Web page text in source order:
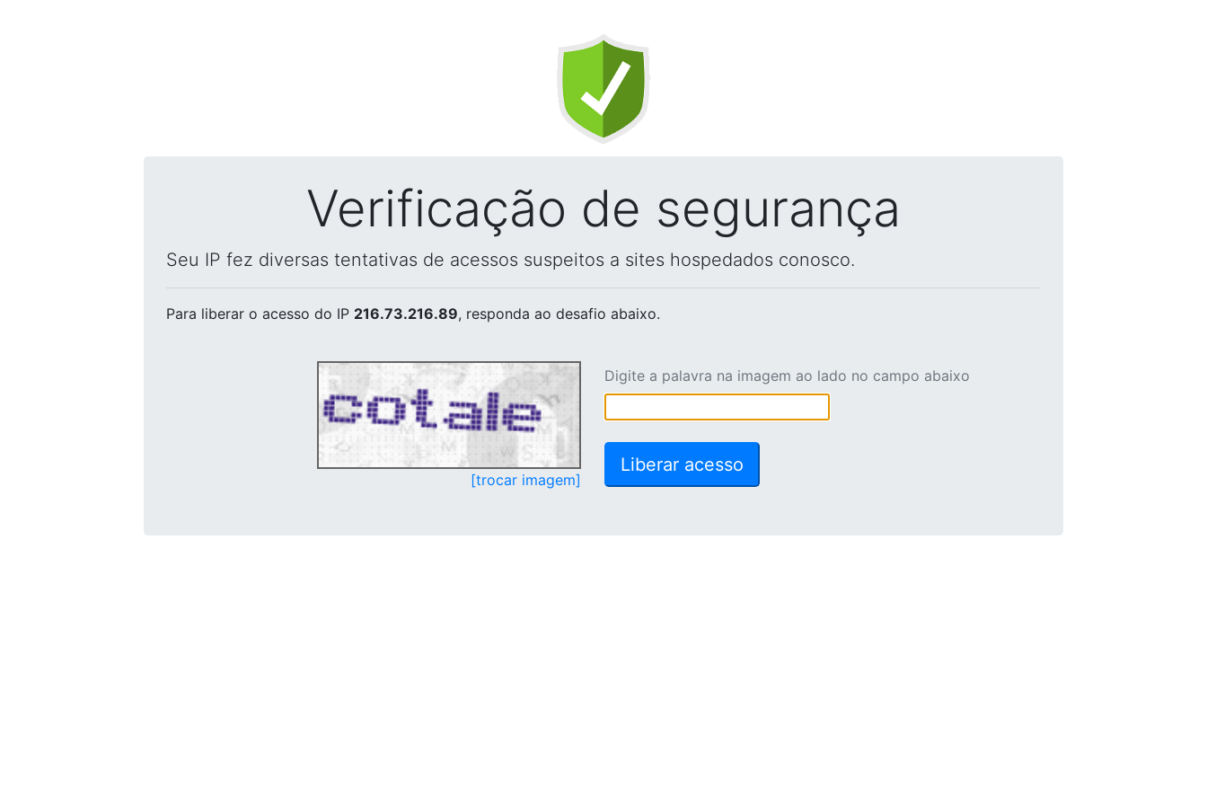
Verificação de segurança
Seu IP fez diversas tentativas de acessos suspeitos a sites hospedados conosco.
Para liberar o acesso do IP 216.73.216.89, responda ao desafio abaixo.
[trocar imagem]
Digite a palavra na imagem ao lado no campo abaixo